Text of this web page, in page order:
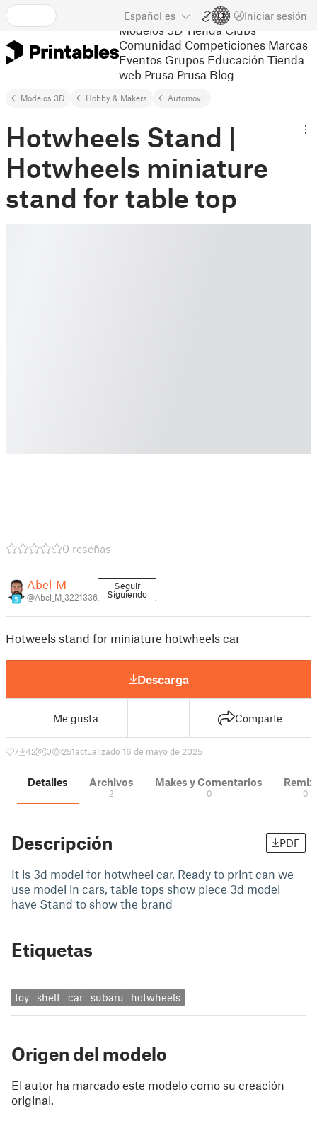
Español es Iniciar sesión
Modelos 3D Tienda Clubs
Comunidad Competiciones Marcas
Eventos Grupos Educación Tienda
web Prusa Prusa Blog
Modelos 3D Hobby & Makers Automovil
Hotwheels Stand |
Hotwheels miniature
stand for table top
0 reseñas
5
Abel_M
@Abel_M_3221336
Seguir
Siguiendo
Hotweels stand for miniature hotwheels car
Descarga
Me gusta Comparte
7 42 0 251actualizado 16 de mayo de 2025
Detalles Archivos
2
Makes y Comentarios
0 0
Descripción PDF
It is 3d model for hotwheel car, Ready to print can we
use model in cars, table tops show piece 3d model
have Stand to show the brand
Etiquetas
toy shelf car subaru hotwheels
Origen del modelo
El autor ha marcado este modelo como su creación
original.